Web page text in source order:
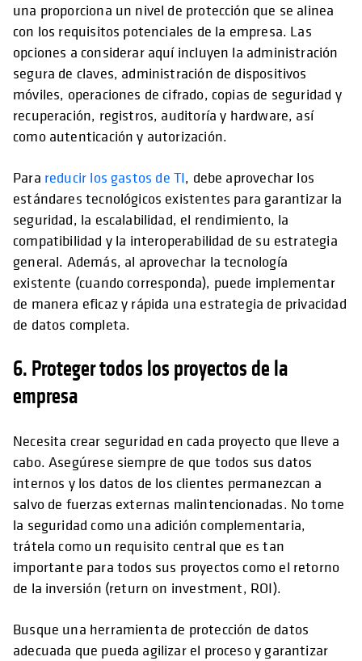
una proporciona un nivel de protección que se alinea
con los requisitos potenciales de la empresa. Las
opciones a considerar aquí incluyen la administración
segura de claves, administración de dispositivos
móviles, operaciones de cifrado, copias de seguridad y
recuperación, registros, auditoría y hardware, así
como autenticación y autorización.
Para reducir los gastos de TI, debe aprovechar los
estándares tecnológicos existentes para garantizar la
seguridad, la escalabilidad, el rendimiento, la
compatibilidad y la interoperabilidad de su estrategia
general. Además, al aprovechar la tecnología
existente (cuando corresponda), puede implementar
de manera eficaz y rápida una estrategia de privacidad
de datos completa.
6. Proteger todos los proyectos de la
empresa
Necesita crear seguridad en cada proyecto que lleve a
cabo. Asegúrese siempre de que todos sus datos
internos y los datos de los clientes permanezcan a
salvo de fuerzas externas malintencionadas. No tome
la seguridad como una adición complementaria,
trátela como un requisito central que es tan
importante para todos sus proyectos como el retorno
de la inversión (return on investment, ROI).
Busque una herramienta de protección de datos
adecuada que pueda agilizar el proceso y garantizar